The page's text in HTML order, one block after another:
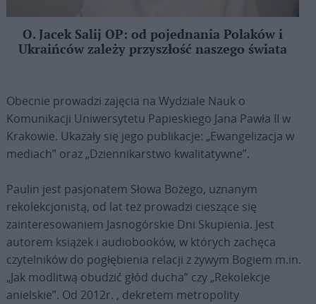
O. Jacek Salij OP: od pojednania Polaków i
Ukraińców zależy przyszłość naszego świata
Obecnie prowadzi zajęcia na Wydziale Nauk o
Komunikacji Uniwersytetu Papieskiego Jana Pawła II w
Krakowie. Ukazały się jego publikacje: „Ewangelizacja w
mediach” oraz „Dziennikarstwo kwalitatywne”.
Paulin jest pasjonatem Słowa Bożego, uznanym
rekolekcjonistą, od lat też prowadzi cieszące się
zainteresowaniem Jasnogórskie Dni Skupienia. Jest
autorem książek i audiobooków, w których zachęca
czytelników do pogłębienia relacji z żywym Bogiem m.in.
„Jak modlitwą obudzić głód ducha” czy „Rekolekcje
anielskie”. Od 2012r. , dekretem metropolity